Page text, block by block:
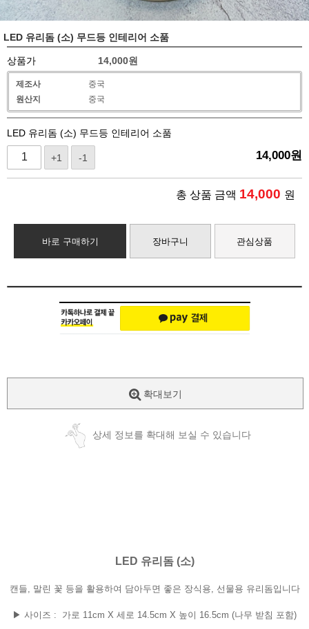
LED 유리돔 (소) 무드등 인테리어 소품
상품가 14,000원
제조사
중국
원산지
중국
LED 유리돔 (소) 무드등 인테리어 소품
+1 -1 14,000원
총 상품 금액 14,000 원
바로 구매하기 장바구니 관심상품
확대보기
상세 정보를 확대해 보실 수 있습니다
LED 유리돔 (소)
캔들, 말린 꽃 등을 활용하여 담아두면 좋은 장식용, 선물용 유리돔입니다
▶ 사이즈 : 가로 11cm X 세로 14.5cm X 높이 16.5cm (나무 받침 포함)